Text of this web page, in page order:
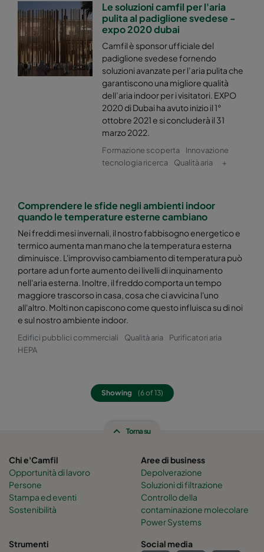
Le soluzioni camfil per l'aria
pulita al padiglione svedese -
expo 2020 dubai
Camfil è sponsor ufficiale del
padiglione svedese fornendo
soluzioni avanzate per l’aria pulita che
garantiscono una migliore qualità
dell’aria indoor per i visitatori. EXPO
2020 di Dubai ha avuto inizio il 1°
ottobre 2021 e si concluderà il 31
marzo 2022.
Formazione scoperta
Innovazione
tecnologia ricerca
Qualità aria +
Comprendere le sfide negli ambienti indoor
quando le temperature esterne cambiano
Nei freddi mesi invernali, il nostro fabbisogno energetico e
termico aumenta man mano che la temperatura esterna
diminuisce. L'improvviso cambiamento di temperatura può
portare ad un forte aumento dei livelli di inquinamento
nell'aria esterna. Inoltre, il freddo comporta un tempo
maggiore trascorso in casa, cosa che ci avvicina l'uno
all'altro. Molti non capiscono come questo influisca su di noi
e sul nostro ambiente indoor.
Edifici pubblici commerciali Qualità aria
Purificatori aria
HEPA
Showing (6 of 13)
Torna su
Chi e'Camfil
Opportunità di lavoro
Persone
Stampa ed eventi
Sostenibilità
Aree di business
Depolverazione
Soluzioni di filtrazione
Controllo della
contaminazione molecolare
Power Systems
Strumenti
Social media